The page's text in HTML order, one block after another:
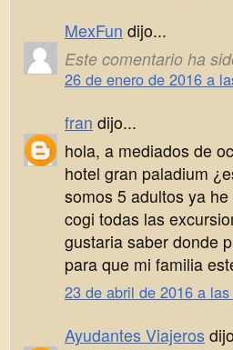
MexFun dijo...
Este comentario ha
26 de enero de 2016 a
fran dijo...
hola, a mediados de
hotel gran paladium
somos 5 adultos ya
cogi todas las
gustaria saber donde
para que mi familia
23 de abril de 2016 a
Ayudantes Viajeros